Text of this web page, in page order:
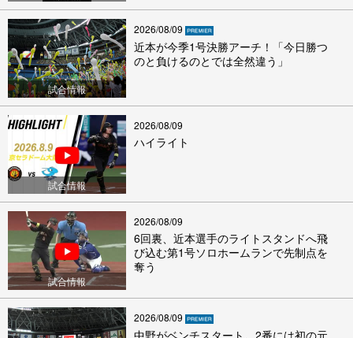
試合情報
2026/08/09
近本が今季1号決勝アーチ！「今日勝つ
のと負けるのとでは全然違う」
試合情報
2026/08/09
ハイライト
試合情報
2026/08/09
6回裏、近本選手のライトスタンドへ飛
び込む第1号ソロホームランで先制点を
奪う
2026/08/09
中野がベンチスタート。2番には初の元